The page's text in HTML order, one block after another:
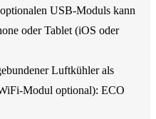
USB-Moduls kann
oder Tablet (iOS oder
Luftkühler als
Modul optional): ECO